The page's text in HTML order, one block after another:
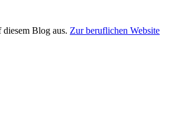
Blog aus. Zur beruflichen Website